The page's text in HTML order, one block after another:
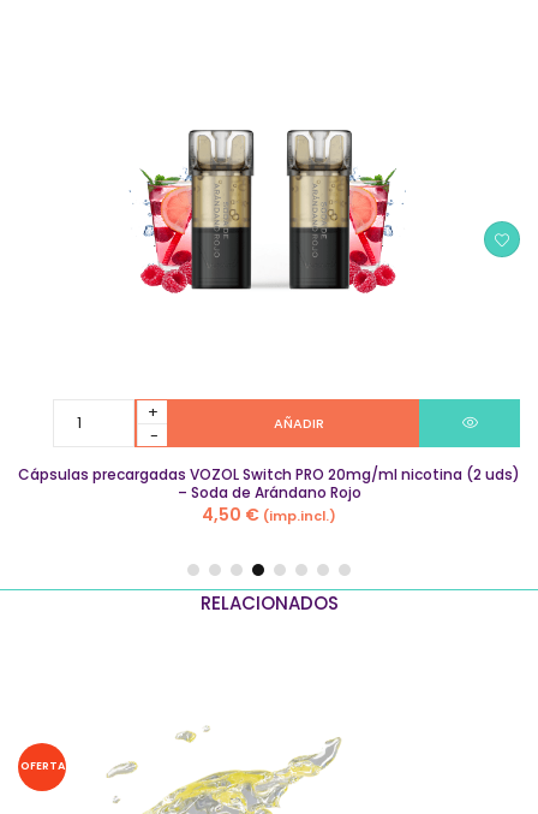
precargadas
Switch
quantity
AÑADIR
Cápsulas precargadas VOZOL Switch PRO 20mg/ml nicotina (2 uds)
– Soda de Arándano Rojo
4,50 € (imp.incl.)
RELACIONADOS
OFERTA